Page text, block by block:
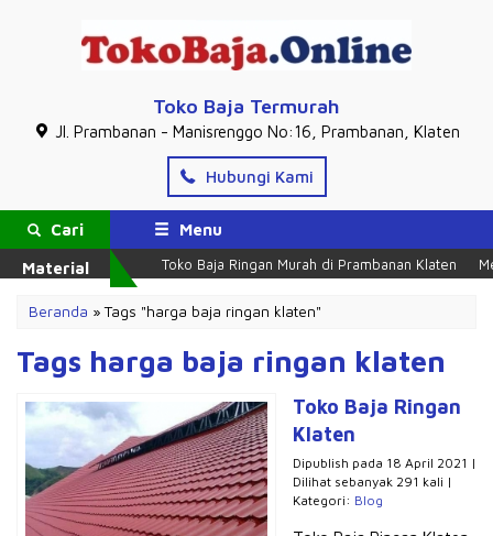
Toko Baja Termurah
Jl. Prambanan - Manisrenggo No:16, Prambanan, Klaten
Hubungi Kami
Cari
Material
Menu
Toko Baja Ringan Murah di Prambanan Klaten
Beranda »Tags "harga baja ringan klaten"
Tags harga baja ringan klaten
Toko Baja Ringan
Klaten
Dipublish pada 18 April 2021 |
Dilihat sebanyak 291 kali |
Kategori: Blog